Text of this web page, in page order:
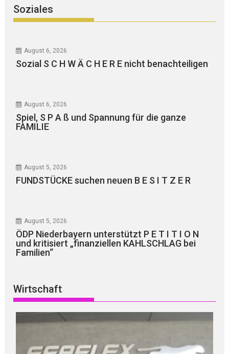
Soziales
August 6, 2026
Sozial S C H W Ä C H E R E nicht benachteiligen
August 6, 2026
Spiel, S P A ß und Spannung für die ganze
FAMILIE
August 5, 2026
FUNDSTÜCKE suchen neuen B E S I T Z E R
August 5, 2026
ÖDP Niederbayern unterstützt P E T I T I O N
und kritisiert „finanziellen KAHLSCHLAG bei
Familien“
Wirtschaft